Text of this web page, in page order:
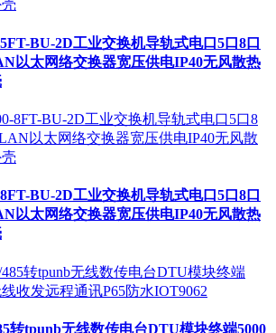
BU-2D工业交换机导轨式电口5口8口
以太网络交换器宽压供电IP40无风散热
BU-2D工业交换机导轨式电口5口8口
以太网络交换器宽压供电IP40无风散热
转tpunb无线数传电台DTU模块终端5000